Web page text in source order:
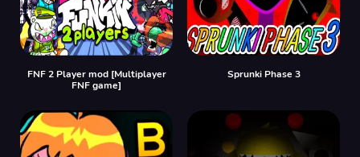
FNF 2 Player mod [Multiplayer
FNF game]
Sprunki Phase 3